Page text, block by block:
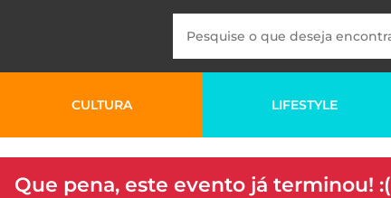
CULTURA LIFESTYLE
Que pena, este evento já terminou! :(